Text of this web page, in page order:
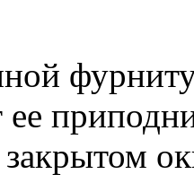
ее